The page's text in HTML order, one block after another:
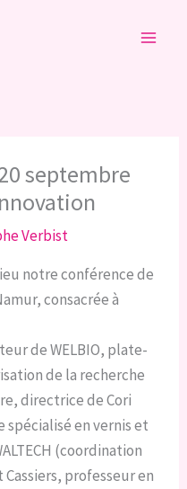
septembre
Verbist
notre conférence de
consacrée à
de WELBIO, plate-
de la recherche
directrice de Cori
spécialisé en vernis et
(coordination
Cassiers, professeur en